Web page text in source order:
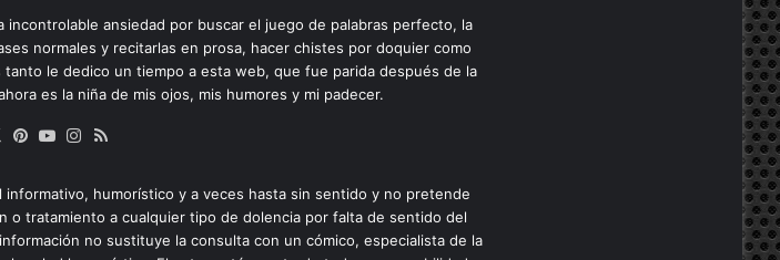
ansiedad por buscar el juego de palabras perfecto, la
normales y recitarlas en prosa, hacer chistes por doquier como
le dedico un tiempo a esta web, que fue parida después de la
es la niña de mis ojos, mis humores y mi padecer.
X Pinterest
YouTubeInstagram
humorístico y a veces hasta sin sentido y no pretende
o tratamiento a cualquier tipo de dolencia por falta de sentido del
no sustituye la consulta con un cómico, especialista de la